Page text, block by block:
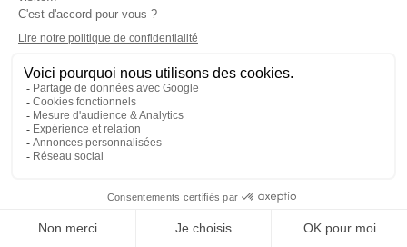
Piloter ses finances d'entreprise et développer son impact
environnemental et social, c'est possible. Responsabilisons
la banque.